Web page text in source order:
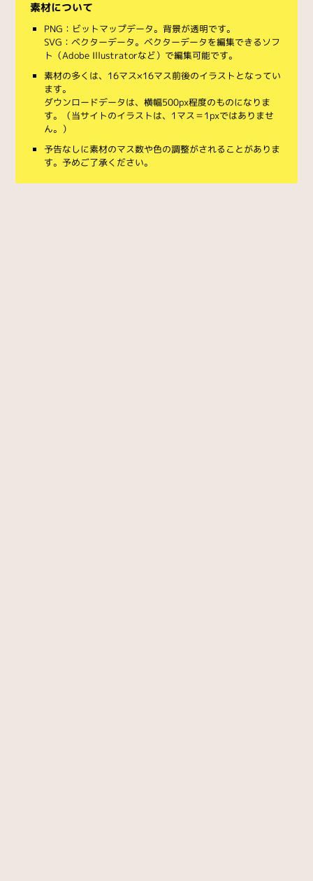
素材について
PNG：ビットマップデータ。背景が透明です。
SVG：ベクターデータ。ベクターデータを編集できるソフ
ト（Adobe Illustratorなど）で編集可能です。
素材の多くは、16マス×16マス前後のイラストとなってい
ます。
ダウンロードデータは、横幅500px程度のものになりま
す。（当サイトのイラストは、1マス＝1pxではありませ
ん。）
予告なしに素材のマス数や色の調整がされることがありま
す。予めご了承ください。